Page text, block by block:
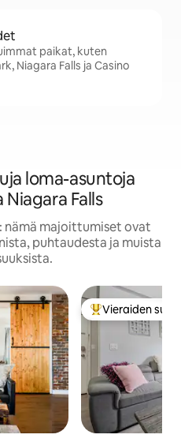
paikat, kuten
Niagara Falls ja Casino
loma-asuntoja
Falls
majoittumiset ovat
puhtaudesta ja muista
Vieraiden
Vieraiden